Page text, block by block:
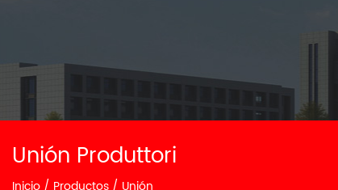
Unión Produttori